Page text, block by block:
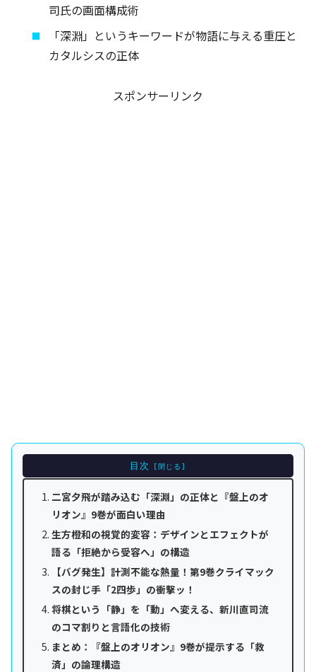
司氏の画面構成術
「深淵」というキーワードが物語に与える重圧と
カタルシスの正体
スポンサーリンク
目次
二宮夕飛が踏み込む「深淵」の正体と『盤上のオ
リオン』9巻が面白い理由
生方橙和の視覚的変容：デザインとエフェクトが
語る「拒絶から受容へ」の構造
【バグ発生】計測不能な熱量！第9巻クライマック
スの封じ手「2四歩」の衝撃ッ！
将棋という「静」を「動」へ変える、新川直司流
のコマ割りと言語化の技術
まとめ：『盤上のオリオン』9巻が提示する「救
済」の論理構造